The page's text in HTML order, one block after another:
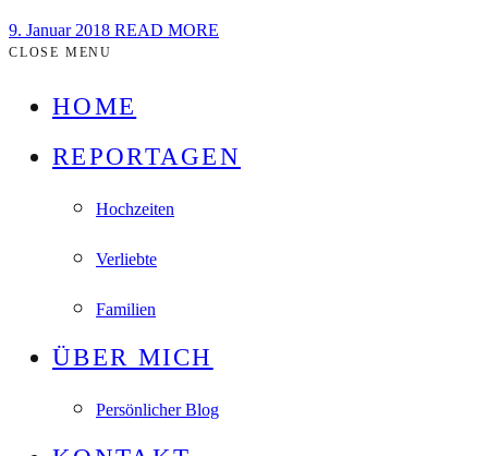
9. Januar 2018 READ MORE
CLOSE MENU
HOME
REPORTAGEN
Hochzeiten
Verliebte
Familien
ÜBER MICH
Persönlicher Blog